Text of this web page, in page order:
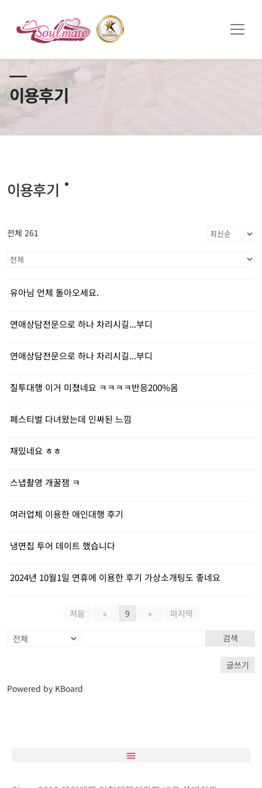
이용후기
이용후기
전체 261
유아님 언제 돌아오세요.
연애상담전문으로 하나 차리시길...부디
연애상담전문으로 하나 차리시길...부디
질투대행 이거 미쳤네요 ㅋㅋㅋㅋ반응200%옴
페스티벌 다녀왔는데 인싸된 느낌
재밌네요 ㅎㅎ
스냅촬영 개꿀잼 ㅋ
여러업체 이용한 애인대행 후기
냉면집 투어 데이트 했습니다
2024년 10월1일 연휴에 이용한 후기 가상소개팅도 좋네요
처음 « 9 » 마지막
검색
글쓰기
Powered by KBoard
쏠메이트×토모토모 프로모션 영상 full버전 보러가기